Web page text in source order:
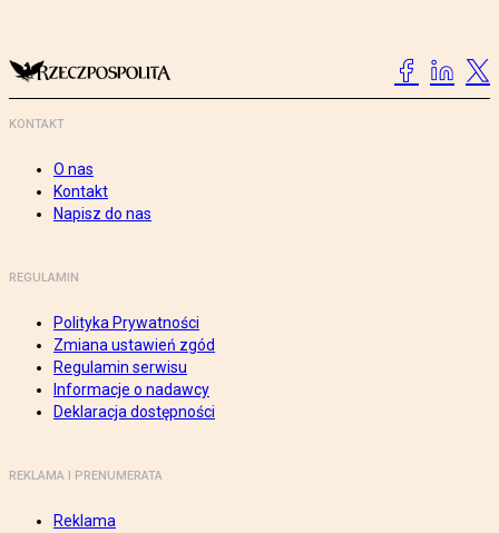
KONTAKT
O nas
Kontakt
Napisz do nas
REGULAMIN
Polityka Prywatności
Zmiana ustawień zgód
Regulamin serwisu
Informacje o nadawcy
Deklaracja dostępności
REKLAMA I PRENUMERATA
Reklama